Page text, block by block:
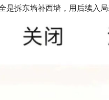
是拆东墙补西墙，用后续入